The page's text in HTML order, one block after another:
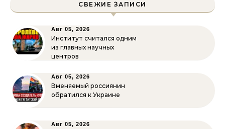
СВЕЖИЕ ЗАПИСИ
Авг 05, 2026
Институт считался одним
из главных научных
центров
Авг 05, 2026
Вменяемый россиянин
обратился к Украине
Авг 05, 2026